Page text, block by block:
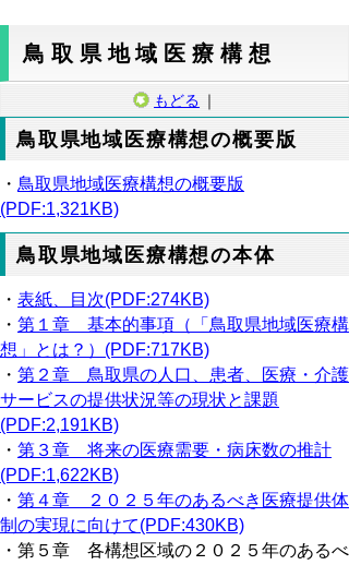
鳥取県地域医療構想
もどる ｜
鳥取県地域医療構想の概要版
・ 鳥取県地域医療構想の概要版
(PDF:1,321KB)
鳥取県地域医療構想の本体
・ 表紙、目次(PDF:274KB)
・ 第１章 基本的事項（「鳥取県地域医療構
想」とは？）(PDF:717KB)
・ 第２章 鳥取県の人口、患者、医療・介護
サービスの提供状況等の現状と課題
(PDF:2,191KB)
・ 第３章 将来の医療需要・病床数の推計
(PDF:1,622KB)
・ 第４章 ２０２５年のあるべき医療提供体
制の実現に向けて(PDF:430KB)
・第５章 各構想区域の２０２５年のあるべ